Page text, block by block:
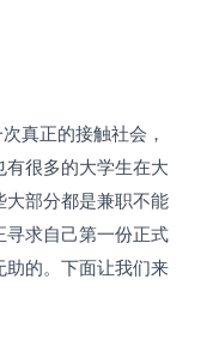
很多的大学生在大
部分都是兼职不能
求自己第一份正式
的。下面让我们来